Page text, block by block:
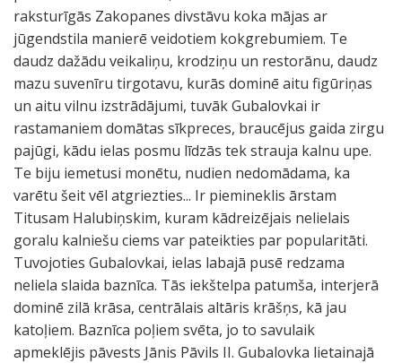
raksturīgās Zakopanes divstāvu koka mājas ar
jūgendstila manierē veidotiem kokgrebumiem. Te
daudz dažādu veikaliņu, krodziņu un restorānu, daudz
mazu suvenīru tirgotavu, kurās dominē aitu figūriņas
un aitu vilnu izstrādājumi, tuvāk Gubalovkai ir
rastamaniem domātas sīkpreces, braucējus gaida zirgu
pajūgi, kādu ielas posmu līdzās tek strauja kalnu upe.
Te biju iemetusi monētu, nudien nedomādama, ka
varētu šeit vēl atgriezties... Ir piemineklis ārstam
Titusam Halubiņskim, kuram kādreizējais nelielais
goralu kalniešu ciems var pateikties par popularitāti.
Tuvojoties Gubalovkai, ielas labajā pusē redzama
neliela slaida baznīca. Tās iekštelpa patumša, interjerā
dominē zilā krāsa, centrālais altāris krāšņs, kā jau
katoļiem. Baznīca poļiem svēta, jo to savulaik
apmeklējis pāvests Jānis Pāvils II. Gubalovka lietainajā